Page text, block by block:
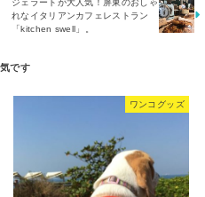
ジェラートが大人気！屏東のおしゃ
れなイタリアンカフェレストラン
「kitchen swell」。
ワンコグッズ